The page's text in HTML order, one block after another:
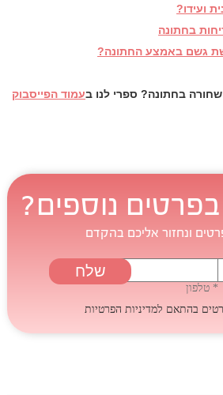
ועידו?
בחתונה
גשם באמצע החתונה?
בחתונה? ספרי לנו בעמוד הפייסבוק
בפרטים נוספים?
ונחזור אליכם בהקדם
* טלפון
בהתאם למדיניות הפרטיות